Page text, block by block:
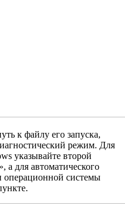
к файлу его запуска,
режим. Для
указывайте второй
для автоматического
операционной системы